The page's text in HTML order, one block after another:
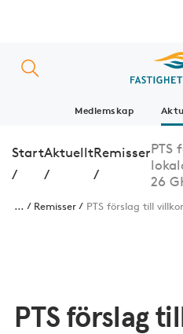
Medlemskap
Start
/
Aktuellt
/
Remisser
/
PTS
26
... Remisser PTS förslag till
PTS förslag